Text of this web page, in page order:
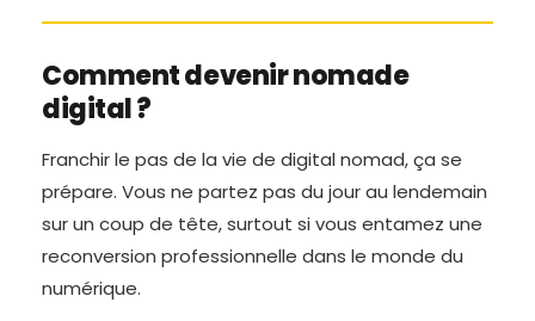
Comment devenir nomade
digital ?
Franchir le pas de la vie de digital nomad, ça se
prépare. Vous ne partez pas du jour au lendemain
sur un coup de tête, surtout si vous entamez une
reconversion professionnelle dans le monde du
numérique.